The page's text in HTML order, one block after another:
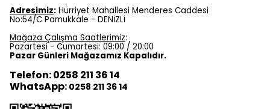
Adresimiz: Hürriyet Mahallesi Menderes Caddesi
No:54/C Pamukkale - DENİZLİ
Mağaza Çalışma Saatlerimiz:
Pazartesi - Cumartesi: 09:00 / 20:00
Pazar Günleri Mağazamız Kapalıdır.
Telefon: 0258 211 36 14
WhatsApp: 0258 211 36 14